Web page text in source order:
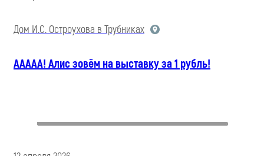
Дом И.С. Остроухова в Трубниках
ААААА! Алис зовём на выставку за 1 рубль!